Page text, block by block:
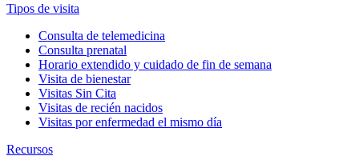
Tipos de visita
Consulta de telemedicina
Consulta prenatal
Horario extendido y cuidado de fin de semana
Visita de bienestar
Visitas Sin Cita
Visitas de recién nacidos
Visitas por enfermedad el mismo día
Recursos